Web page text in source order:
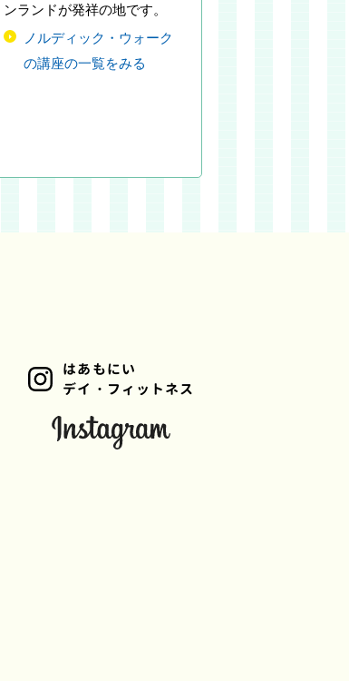
ンランドが発祥の地です。
ノルディック・ウォーク
の講座の一覧をみる
はあもにい
デイ・フィットネス